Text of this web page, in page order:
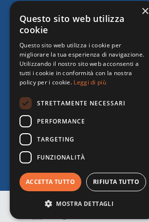
×
Questo sito web utilizza
cookie
Questo sito web utilizza i cookie per
migliorare la tua esperienza di navigazione.
Utilizzando il nostro sito web acconsenti a
tutti i cookie in conformità con la nostra
policy per i cookie. Leggi di più
STRETTAMENTE NECESSARI
PERFORMANCE
TARGETING
FUNZIONALITÀ
ACCETTA TUTTO RIFIUTA TUTTO
MOSTRA DETTAGLI